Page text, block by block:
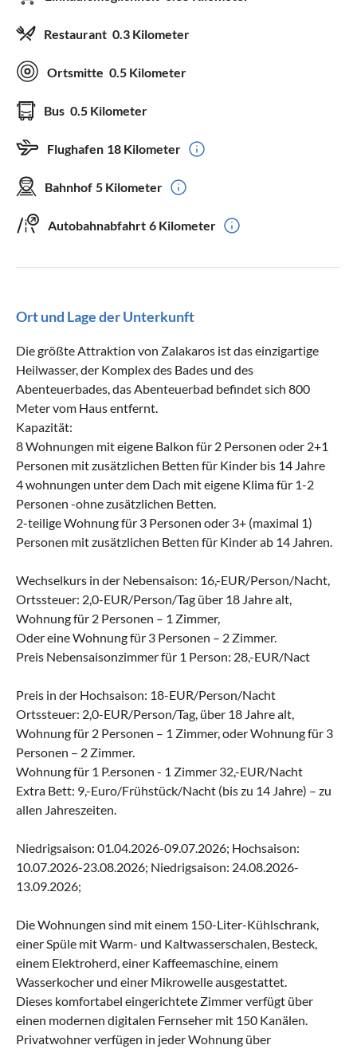
Restaurant 0.3 Kilometer
Ortsmitte 0.5 Kilometer
Bus 0.5 Kilometer
Flughafen 18 Kilometer
Bahnhof 5 Kilometer
Autobahnabfahrt 6 Kilometer
Ort und Lage der Unterkunft
Die größte Attraktion von Zalakaros ist das einzigartige
Heilwasser, der Komplex des Bades und des
Abenteuerbades, das Abenteuerbad befindet sich 800
Meter vom Haus entfernt.
Kapazität:
8 Wohnungen mit eigene Balkon für 2 Personen oder 2+1
Personen mit zusätzlichen Betten für Kinder bis 14 Jahre
4 wohnungen unter dem Dach mit eigene Klima für 1-2
Personen -ohne zusätzlichen Betten.
2-teilige Wohnung für 3 Personen oder 3+ (maximal 1)
Personen mit zusätzlichen Betten für Kinder ab 14 Jahren.
Wechselkurs in der Nebensaison: 16,-EUR/Person/Nacht,
Ortssteuer: 2,0-EUR/Person/Tag über 18 Jahre alt,
Wohnung für 2 Personen – 1 Zimmer,
Oder eine Wohnung für 3 Personen – 2 Zimmer.
Preis Nebensaisonzimmer für 1 Person: 28,-EUR/Nact
Preis in der Hochsaison: 18-EUR/Person/Nacht
Ortssteuer: 2,0-EUR/Person/Tag, über 18 Jahre alt,
Wohnung für 2 Personen – 1 Zimmer, oder Wohnung für 3
Personen – 2 Zimmer.
Wohnung für 1 P.ersonen - 1 Zimmer 32,-EUR/Nacht
Extra Bett: 9,-Euro/Frühstück/Nacht (bis zu 14 Jahre) – zu
allen Jahreszeiten.
Niedrigsaison: 01.04.2026-09.07.2026; Hochsaison:
10.07.2026-23.08.2026; Niedrigsaison: 24.08.2026-
13.09.2026;
Die Wohnungen sind mit einem 150-Liter-Kühlschrank,
einer Spüle mit Warm- und Kaltwasserschalen, Besteck,
einem Elektroherd, einer Kaffeemaschine, einem
Wasserkocher und einer Mikrowelle ausgestattet.
Dieses komfortabel eingerichtete Zimmer verfügt über
einen modernen digitalen Fernseher mit 150 Kanälen.
Privatwohner verfügen in jeder Wohnung über